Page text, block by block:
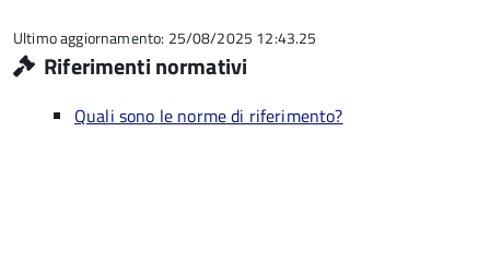
5
Ultimo aggiornamento: 25/08/2025 12:43.25
Riferimenti normativi
Quali sono le norme di riferimento?